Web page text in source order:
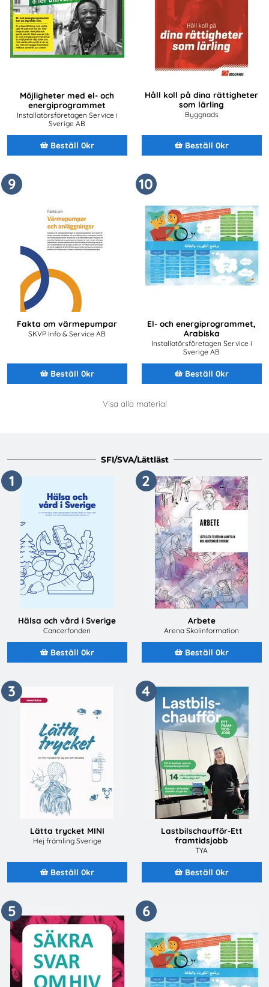
Möjligheter med el- och
energiprogrammet
Installatörsföretagen Service i
Sverige AB
Beställ 0kr
Håll koll på dina rättigheter
som lärling
Byggnads
Beställ 0kr
9
Fakta om värmepumpar
SKVP Info & Service AB
Beställ 0kr
10
El- och energiprogrammet,
Arabiska
Installatörsföretagen Service i
Sverige AB
Beställ 0kr
Visa alla material
SFI/SVA/Lättläst
1
Hälsa och vård i Sverige
Cancerfonden
Beställ 0kr
2
Arbete
Arena Skolinformation
Beställ 0kr
3
Lätta trycket MINI
Hej främling Sverige
Beställ 0kr
4
Lastbilschaufför-Ett
framtidsjobb
TYA
Beställ 0kr
5 6